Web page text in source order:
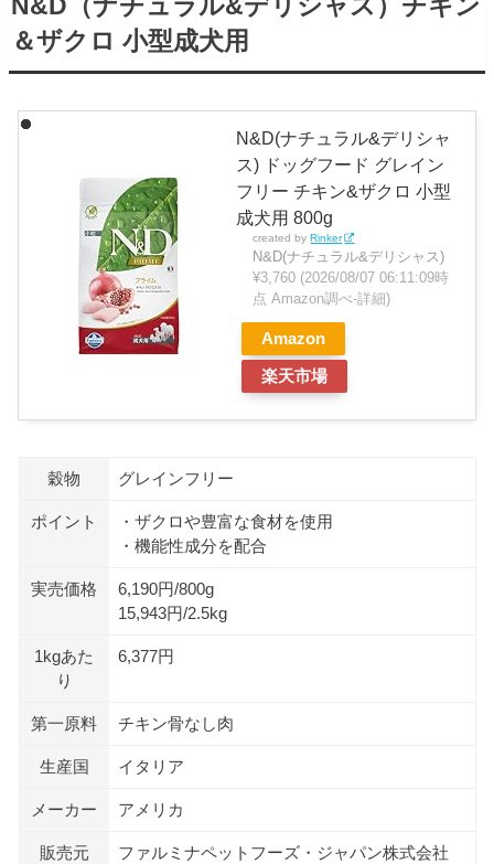
＆ザクロ 小型成犬用
N&D(ナチュラル&デリシャ
ス) ドッグフード グレイン
フリー チキン&ザクロ 小型
成犬用 800g
created byRinker
N&D(ナチュラル&デリシャス)
¥3,760 (2026/08/07 06:11:09時
点 Amazon調べ-詳細)
Amazon
楽天市場
穀物 グレインフリー
ポイント
・ザクロや豊富な食材を使用
・機能性成分を配合
実売価格
6,190円/800g
15,943円/2.5kg
1kgあた
り
6,377円
第一原料 チキン骨なし肉
生産国 イタリア
メーカー アメリカ
販売元 ファルミナペットフーズ・ジャパン株式会社